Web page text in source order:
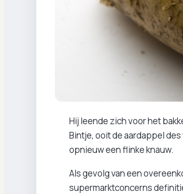
Hij leende zich voor het
Bintje, ooit de aardappel
opnieuw een flinke knauw.
Als gevolg van een
supermarktconcerns